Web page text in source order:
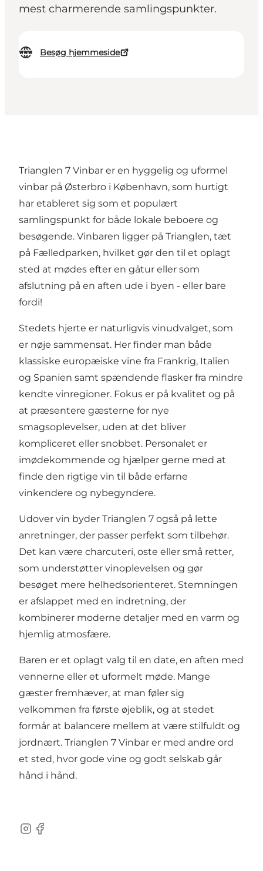
mest charmerende samlingspunkter.
Besøg hjemmeside
Trianglen 7 Vinbar er en hyggelig og uformel
vinbar på Østerbro i København, som hurtigt
har etableret sig som et populært
samlingspunkt for både lokale beboere og
besøgende. Vinbaren ligger på Trianglen, tæt
på Fælledparken, hvilket gør den til et oplagt
sted at mødes efter en gåtur eller som
afslutning på en aften ude i byen - eller bare
fordi!
Stedets hjerte er naturligvis vinudvalget, som
er nøje sammensat. Her finder man både
klassiske europæiske vine fra Frankrig, Italien
og Spanien samt spændende flasker fra mindre
kendte vinregioner. Fokus er på kvalitet og på
at præsentere gæsterne for nye
smagsoplevelser, uden at det bliver
kompliceret eller snobbet. Personalet er
imødekommende og hjælper gerne med at
finde den rigtige vin til både erfarne
vinkendere og nybegyndere.
Udover vin byder Trianglen 7 også på lette
anretninger, der passer perfekt som tilbehør.
Det kan være charcuteri, oste eller små retter,
som understøtter vinoplevelsen og gør
besøget mere helhedsorienteret. Stemningen
er afslappet med en indretning, der
kombinerer moderne detaljer med en varm og
hjemlig atmosfære.
Baren er et oplagt valg til en date, en aften med
vennerne eller et uformelt møde. Mange
gæster fremhæver, at man føler sig
velkommen fra første øjeblik, og at stedet
formår at balancere mellem at være stilfuldt og
jordnært. Trianglen 7 Vinbar er med andre ord
et sted, hvor gode vine og godt selskab går
hånd i hånd.
Instagram
Facebook